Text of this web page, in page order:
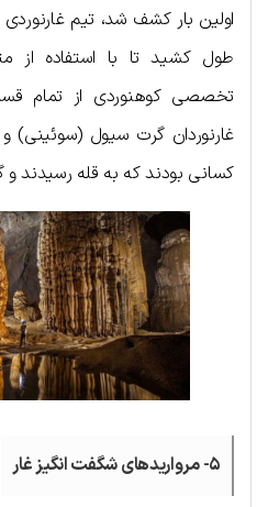
اولین بار کشف شد، تیم غارنوردی
طول کشید تا با استفاده از
تخصصی کوهنوردی از تمام
غارنوردان گرت سیول (سوئینی) و
کسانی بودند که به قله رسیدند و
۵- مرواریدهای شگفت انگیز غار